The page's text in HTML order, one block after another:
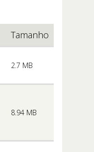
Tamanho
2.7 MB
8.94 MB